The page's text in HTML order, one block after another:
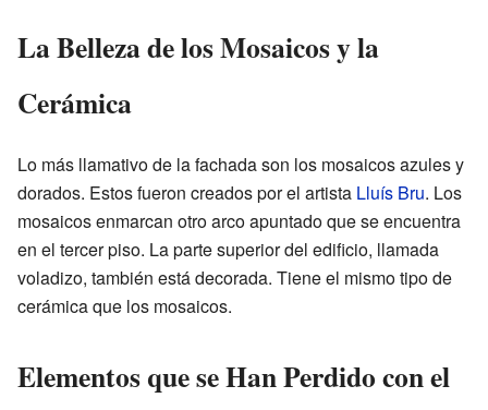
La Belleza de los Mosaicos y la
Cerámica
Lo más llamativo de la fachada son los mosaicos azules y
dorados. Estos fueron creados por el artista Lluís Bru. Los
mosaicos enmarcan otro arco apuntado que se encuentra
en el tercer piso. La parte superior del edificio, llamada
voladizo, también está decorada. Tiene el mismo tipo de
cerámica que los mosaicos.
Elementos que se Han Perdido con el